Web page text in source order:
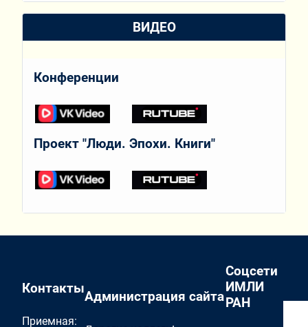
ВИДЕО
Конференции
Проект "Люди. Эпохи. Книги"
Контакты
Приемная:
Администрация сайта
Соцсети
ИМЛИ
РАН